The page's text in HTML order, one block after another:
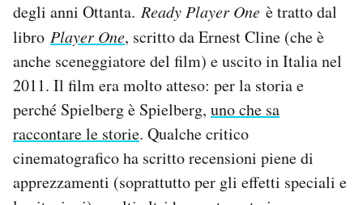
Notifiche mobile
Regala il Post
Hai bisogno di aiuto?
degli anni Ottanta. Ready Player One è tratto dal
libro Player One, scritto da Ernest Cline (che è
anche sceneggiatore del film) e uscito in Italia nel
2011. Il film era molto atteso: per la storia e
perché Spielberg è Spielberg, uno che sa
raccontare le storie. Qualche critico
cinematografico ha scritto recensioni piene di
apprezzamenti (soprattutto per gli effetti speciali e